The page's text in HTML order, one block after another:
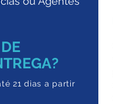
té 21 dias a partir